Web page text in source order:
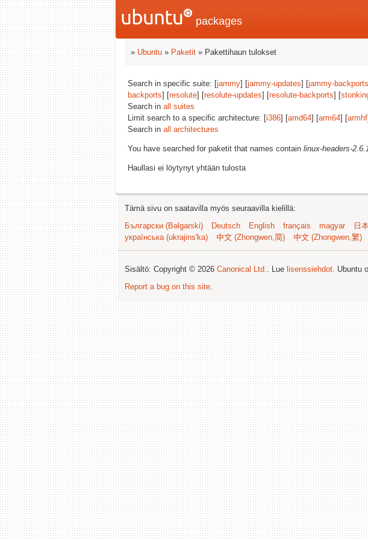
packages
» Ubuntu » Paketit » Pakettihaun tulokset
Search in specific suite: [jammy] [jammy-updates] [jammy-backports
backports] [resolute] [resolute-updates] [resolute-backports] [
Search in all suites
Limit search to a specific architecture: [i386] [amd64] [arm64] [armhf
Search in all architectures
You have searched for paketit that names contain linux-headers-
Haullasi ei löytynyt yhtään tulosta
Tämä sivu on saatavilla myös seuraavilla kielillä:
Български (Bəlgarski)
Deutsch English français magyar 日
українська (ukrajins'ka)
中文 (Zhongwen,简) 中文 (Zhongwen,繁)
Sisältö: Copyright © 2026 Canonical Ltd.. Lue lisenssiehdot. Ubuntu
Report a bug on this site.